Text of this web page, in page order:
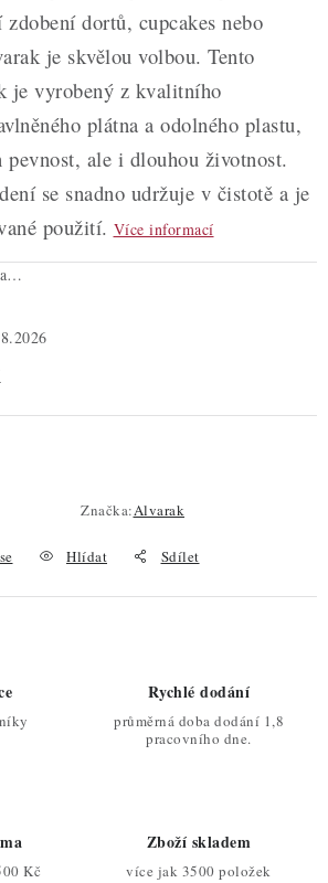
dortů, cupcakes nebo
je skvělou volbou. Tento
je vyrobený z kvalitního
plátna a odolného plastu,
pevnost, ale i dlouhou životnost.
se snadno udržuje v čistotě a je
použití. Více informací
Značka:Alvarak
Hlídat Sdílet
Rychlé dodání
průměrná doba dodání 1,8
pracovního dne.
Kč
Zboží skladem
více jak 3500 položek